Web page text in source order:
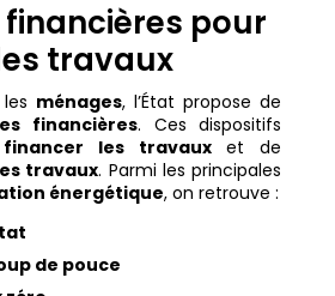
financières pour
travaux
ménages, l’État propose de
financières. Ces dispositifs
financer les travauxet de
travaux. Parmi les principales
énergétique, on retrouve :
de pouce